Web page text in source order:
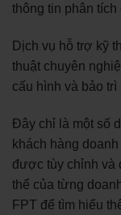
thông tin phân
Dịch vụ hỗ trợ kỹ
thuật chuyên
cấu hình và bảo trì
Đây chỉ là một số
khách hàng
được tùy chỉnh và
thể của từng
FPT để tìm hiểu